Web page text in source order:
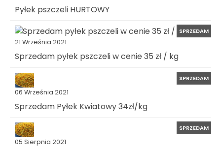
Pyłek pszczeli HURTOWY
21 Września 2021
SPRZEDAM
Sprzedam pyłek pszczeli w cenie 35 zł / kg
06 Września 2021
SPRZEDAM
Sprzedam Pyłek Kwiatowy 34zł/kg
05 Sierpnia 2021
SPRZEDAM